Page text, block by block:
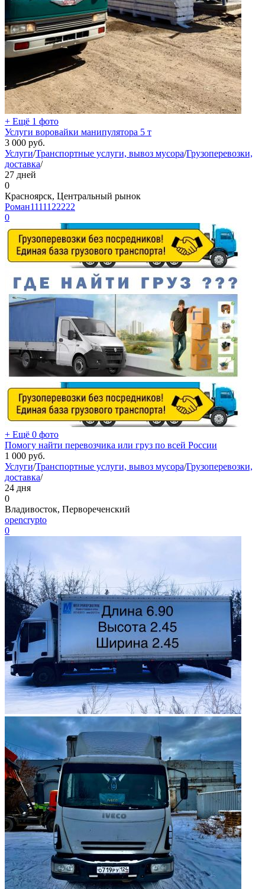
+ Ещё 1 фото
Услуги воровайки манипулятора 5 т
3 000 руб.
Услуги/Транспортные услуги, вывоз мусора/Грузоперевозки,
доставка/
27 дней
0
Красноярск, Центральный рынок
Роман1111122222
0
+ Ещё 0 фото
Помогу найти перевозчика или груз по всей России
1 000 руб.
Услуги/Транспортные услуги, вывоз мусора/Грузоперевозки,
доставка/
24 дня
0
Владивосток, Первореченский
opencrypto
0